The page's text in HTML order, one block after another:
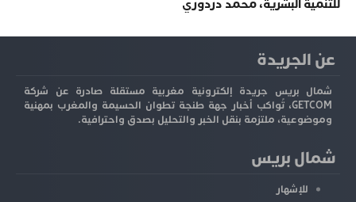
للتنمية البشرية، محمد دردوري
عن الجريدة
شمال بريس جريدة إلكترونية مغربية مستقلة صادرة عن شركة
GETCOM، تُواكب أخبار جهة طنجة تطوان الحسيمة والمغرب بمهنية
وموضوعية، ملتزمة بنقل الخبر والتحليل بصدق واحترافية.
شمال بريس
للإشهار